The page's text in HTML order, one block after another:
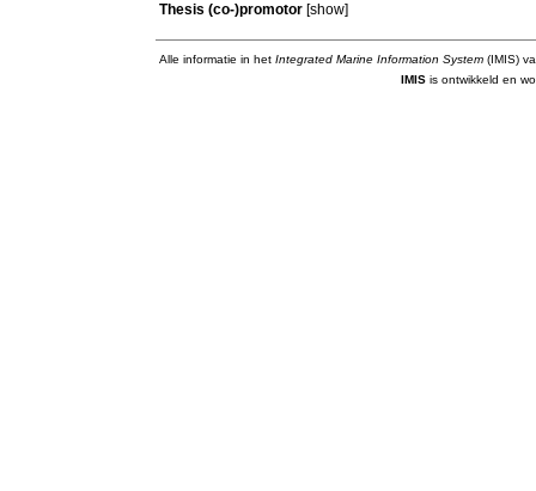
Thesis (co-)promotor [show]
Alle informatie in het Integrated Marine Information System (IMIS)
IMIS is ontwikkeld en